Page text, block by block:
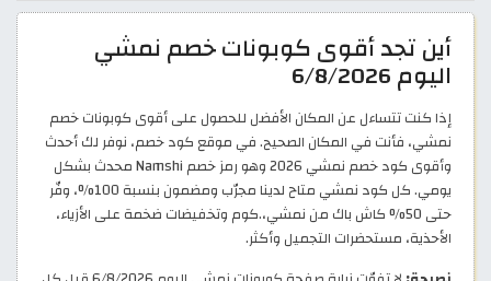
أين تجد أقوى كوبونات خصم نمشي
اليوم 6/8/2026
إذا كنت تتساءل عن المكان الأفضل للحصول على أقوى كوبونات خصم
نمشي، فأنت في المكان الصحيح. في موقع كود خصم، نوفر لك أحدث
وأقوى كود خصم نمشي 2026 وهو رمز خصم Namshi محدث بشكل
يومي. كل كود نمشي متاح لدينا مجرّب ومضمون بنسبة 100%، وفّر
حتى 50% كاش باك من نمشي،.كوم وتخفيضات ضخمة على الأزياء،
الأحذية، مستحضرات التجميل وأكثر.